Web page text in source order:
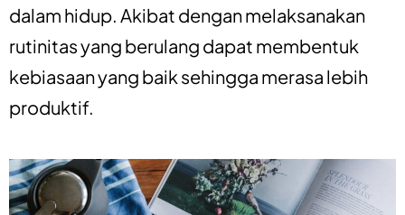
dalam hidup. Akibat dengan melaksanakan
rutinitas yang berulang dapat membentuk
kebiasaan yang baik sehingga merasa lebih
produktif.